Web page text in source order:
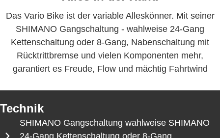
Das Vario Bike ist der variable Alleskönner. Mit seiner
SHIMANO Gangschaltung - wahlweise 24-Gang
Kettenschaltung oder 8-Gang, Nabenschaltung mit
Rücktrittbremse und vielen Komponenten mehr,
garantiert es Freude, Flow und mächtig Fahrtwind
Technik
SHIMANO Gangschaltung wahlweise SHIMANO
24-Gang Kettenschaltung oder 8-Gang